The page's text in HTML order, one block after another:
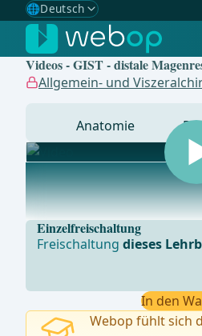
🌐Deutsch
Gewählte Sprache: Deutsch
🇩🇪 Deutsch ✓
🇬🇧English
🇧🇷Brasilianisch
Videos - GIST - distale
Allgemein- und
Anatomie
... - Operationen aus der
Einzelfreischaltung
Freischaltungdieses
In den
Webop fühlt sich